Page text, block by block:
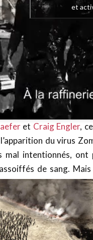
et
et Craig Engler,
du virus
mal intentionnés, ont
de sang.